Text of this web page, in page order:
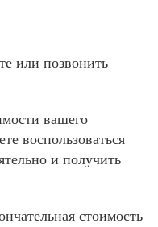
или позвонить
вашего
воспользоваться
и получить
стоимость